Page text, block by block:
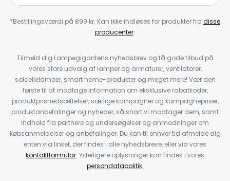
*Bestillingsværdi på 899 kr. Kan ikke indløses for produkter fra disse
producenter.
Tilmeld dig Lampegigantens nyhedsbrev og få gode tilbud på
vores store udvalg af lamper og armaturer, ventilatorer,
solcellelamper, smart home-produkter og meget mere! Vær den
første til at modtage information om eksklusive rabatkoder,
produktprisnedsættelser, særlige kampagner og kampagnepriser,
produktanbefalinger og nyheder, så snart vi modtager dem, samt
indhold fra partnere og undersøgelser og anmodninger om
købsanmeldelser og anbefalinger. Du kan til enhver tid afmelde dig
enten via linket, der findes i alle nyhedsbreve, eller via vores
kontaktformular. Yderligere oplysninger kan findes i vores
persondatapolitik.